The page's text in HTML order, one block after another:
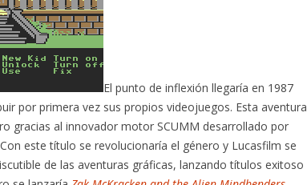
El punto de inflexión llegaría en 1987
por primera vez sus propios videojuegos. Esta aventura
gracias al innovador motor SCUMM desarrollado por
este título se revolucionaría el género y Lucasfilm se
de las aventuras gráficas, lanzando títulos exitoso